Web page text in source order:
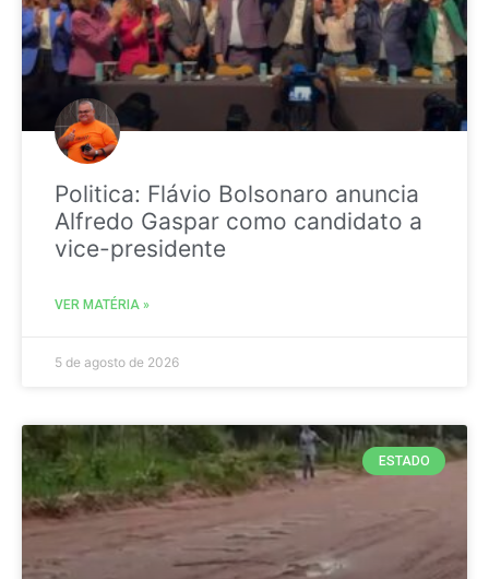
Politica: Flávio Bolsonaro anuncia
Alfredo Gaspar como candidato a
vice-presidente
VER MATÉRIA »
5 de agosto de 2026
ESTADO